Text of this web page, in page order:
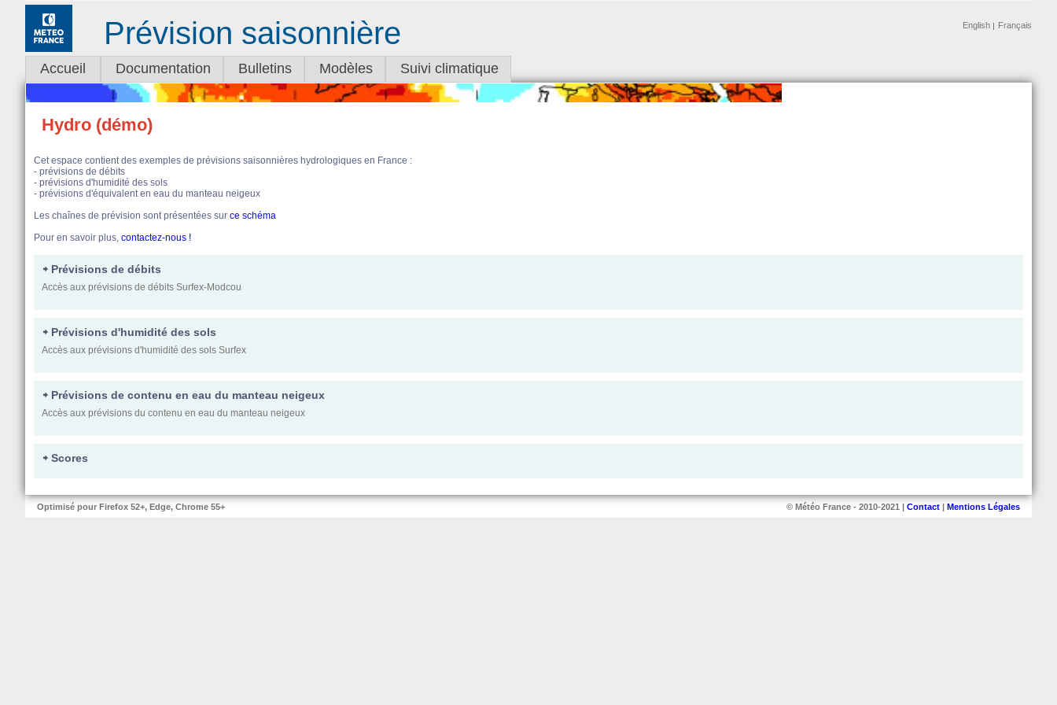
Prévision saisonnière English Français
Accueil Documentation Bulletins Modèles Suivi climatique
Hydro (démo)
Cet espace contient des exemples de prévisions saisonnières hydrologiques en France :
- prévisions de débits
- prévisions d'humidité des sols
- prévisions d'équivalent en eau du manteau neigeux
Les chaînes de prévision sont présentées sur ce schéma
Pour en savoir plus, contactez-nous !
Prévisions de débits
Accès aux prévisions de débits Surfex-Modcou
Prévisions d'humidité des sols
Accès aux prévisions d'humidité des sols Surfex
Prévisions de contenu en eau du manteau neigeux
Accès aux prévisions du contenu en eau du manteau neigeux
Scores
Optimisé pour Firefox 52+, Edge, Chrome 55+ © Météo France - 2010-2021 | Contact | Mentions Légales